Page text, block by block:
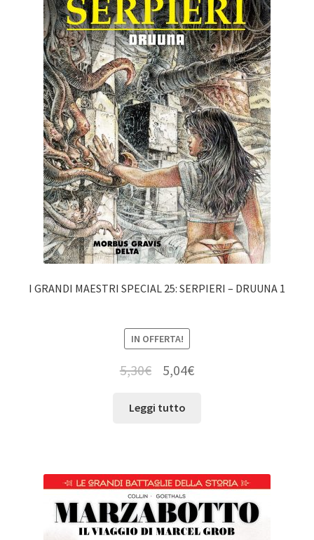
I GRANDI MAESTRI SPECIAL 25: SERPIERI – DRUUNA 1
IN OFFERTA!
5,30€ 5,04€
Leggi tutto